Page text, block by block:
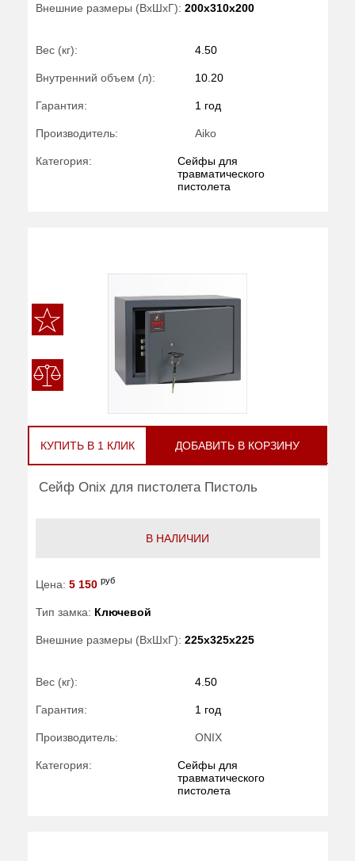
Внешние размеры (ВхШхГ): 200x310x200
Вес (кг): 4.50
Внутренний объем (л): 10.20
Гарантия: 1 год
Производитель: Aiko
Категория:
Сейфы для
травматического
пистолета
КУПИТЬ В 1 КЛИК ДОБАВИТЬ В КОРЗИНУ
Сейф Onix для пистолета Пистоль
В НАЛИЧИИ
Цена: 5 150 руб
Тип замка: Ключевой
Внешние размеры (ВхШхГ): 225x325x225
Вес (кг): 4.50
Гарантия: 1 год
Производитель: ONIX
Категория:
Сейфы для
травматического
пистолета